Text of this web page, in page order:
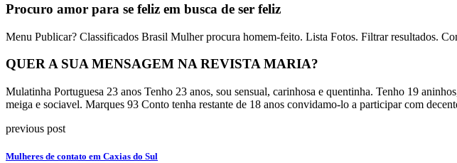
Procuro amor para se feliz em busca de ser feliz
Menu Publicar? Classificados Brasil Mulher procura homem-feito. Lista Fotos. Filtrar resultados.
QUER A SUA MENSAGEM NA REVISTA MARIA?
Mulatinha Portuguesa 23 anos Tenho 23 anos, sou sensual, carinhosa e quentinha. Tenho 19
meiga e sociavel. Marques 93 Conto tenha restante de 18 anos convidamo-lo a participar com
previous post
Mulheres de contato em Caxias do Sul